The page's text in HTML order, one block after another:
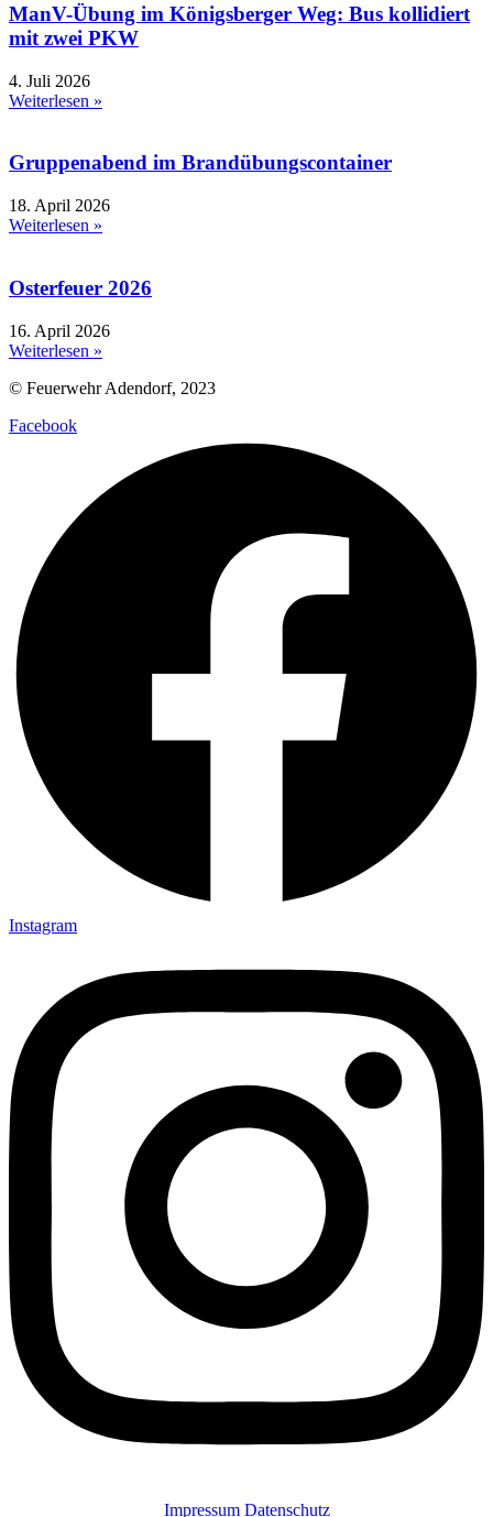
ManV-Übung im Königsberger Weg: Bus kollidiert
mit zwei PKW
4. Juli 2026
Weiterlesen »
Gruppenabend im Brandübungscontainer
18. April 2026
Weiterlesen »
Osterfeuer 2026
16. April 2026
Weiterlesen »
© Feuerwehr Adendorf, 2023
Facebook
Instagram
Impressum Datenschutz